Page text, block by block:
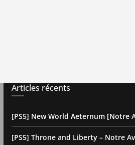
Articles récents
[PS5] New World Aeternum [Notre
[PS5] Throne and Liberty – Notre